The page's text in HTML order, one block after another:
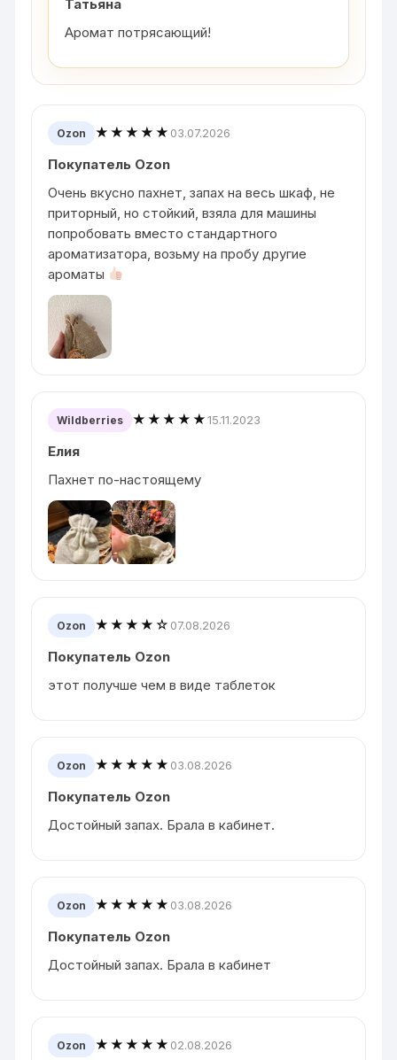
Татьяна
Аромат потрясающий!
Ozon ★★★★★ 03.07.2026
Покупатель Ozon
Очень вкусно пахнет, запах на весь шкаф, не
приторный, но стойкий, взяла для машины
попробовать вместо стандартного
ароматизатора, возьму на пробу другие
ароматы
Wildberries ★★★★★15.11.2023
Елия
Пахнет по-настоящему
Ozon ★★★★☆ 07.08.2026
Покупатель Ozon
этот получше чем в виде таблеток
Ozon ★★★★★ 03.08.2026
Покупатель Ozon
Достойный запах. Брала в кабинет.
Ozon ★★★★★ 03.08.2026
Покупатель Ozon
Достойный запах. Брала в кабинет
Ozon ★★★★★ 02.08.2026